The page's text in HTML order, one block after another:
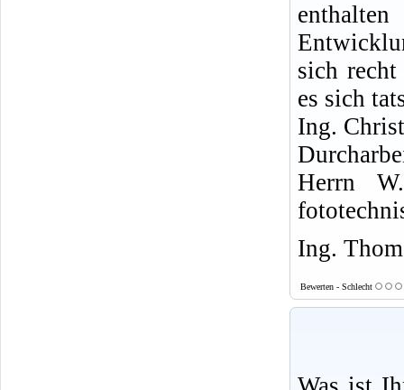
sich
es sich
Ing.
Herrn
Ing.
Bewerten - Schlecht